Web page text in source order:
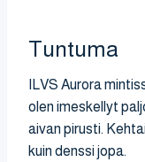
Tuntuma
ILVS Aurora
olen imeskellyt
aivan pirusti.
kuin denssi jopa.